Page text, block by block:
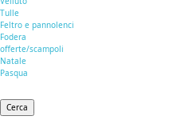
Tulle
Feltro e pannolenci
Fodera
offerte/scampoli
Natale
Pasqua
Cerca